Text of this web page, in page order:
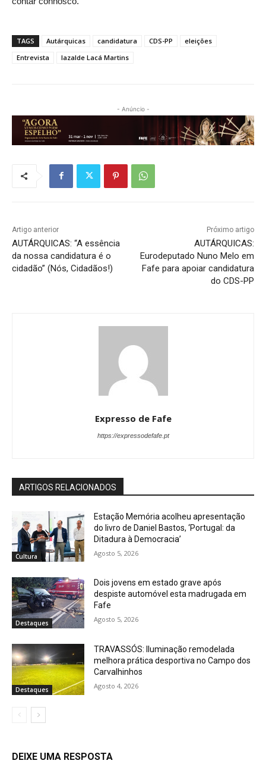
TAGS Autárquicas candidatura CDS-PP
eleições
Entrevista
Iazalde Lacá Martins
- Anúncio -
Artigo anterior
AUTÁRQUICAS: “A essência
da nossa candidatura é o
cidadão” (Nós, Cidadãos!)
Próximo artigo
AUTÁRQUICAS:
Eurodeputado Nuno Melo em
Fafe para apoiar candidatura
do CDS-PP
Expresso de Fafe
https://expressodefafe.pt
ARTIGOS RELACIONADOS
Cultura
Estação Memória acolheu apresentação
do livro de Daniel Bastos, ‘Portugal: da
Ditadura à Democracia’
Agosto 5, 2026
Destaques
Dois jovens em estado grave após
despiste automóvel esta madrugada em
Fafe
Agosto 5, 2026
Destaques
TRAVASSÓS: Iluminação remodelada
melhora prática desportiva no Campo dos
Carvalhinhos
Agosto 4, 2026
DEIXE UMA RESPOSTA